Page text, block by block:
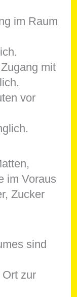
im Raum
mit
vor
im Voraus
Zucker
sind
zur